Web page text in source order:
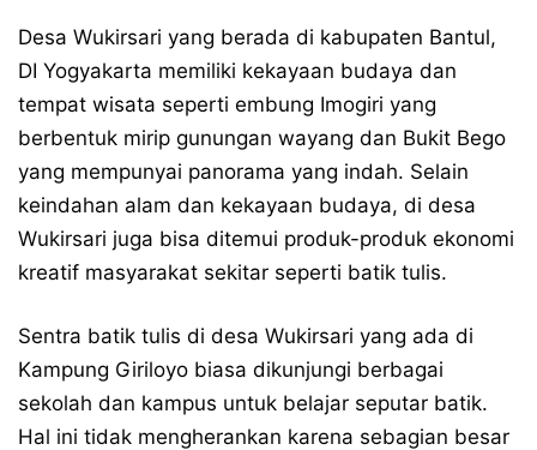
Desa Wukirsari yang berada di kabupaten Bantul,
DI Yogyakarta memiliki kekayaan budaya dan
tempat wisata seperti embung Imogiri yang
berbentuk mirip gunungan wayang dan Bukit Bego
yang mempunyai panorama yang indah. Selain
keindahan alam dan kekayaan budaya, di desa
Wukirsari juga bisa ditemui produk-produk ekonomi
kreatif masyarakat sekitar seperti batik tulis.
Sentra batik tulis di desa Wukirsari yang ada di
Kampung Giriloyo biasa dikunjungi berbagai
sekolah dan kampus untuk belajar seputar batik.
Hal ini tidak mengherankan karena sebagian besar